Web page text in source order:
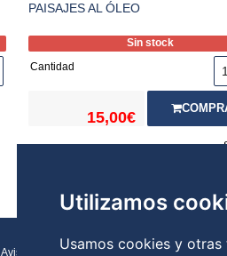
Utilizamos
Usamos cookies y
PAISAJES AL ÓLEO
Sin stock
Cantidad
15,00€
Aviso legal Condiciones generales de venta|